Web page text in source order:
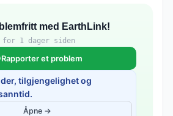
med EarthLink!
1 dager siden
Rapporter et problem
tilgjengelighet og
Åpne →